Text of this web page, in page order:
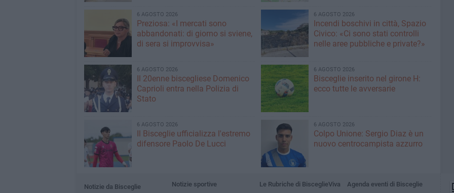
6 AGOSTO 2026
Preziosa: «I mercati sono
abbandonati: di giorno si sviene,
di sera si improvvisa»
6 AGOSTO 2026
Incendi boschivi in città, Spazio
Civico: «Ci sono stati controlli
nelle aree pubbliche e private?»
6 AGOSTO 2026
Il 20enne biscegliese Domenico
Caprioli entra nella Polizia di
Stato
6 AGOSTO 2026
Bisceglie inserito nel girone H:
ecco tutte le avversarie
6 AGOSTO 2026
Il Bisceglie ufficializza l'estremo
difensore Paolo De Lucci
6 AGOSTO 2026
Colpo Unione: Sergio Diaz è un
nuovo centrocampista azzurro
Notizie da Bisceglie
Notizie sportive
Le Rubriche di BisceglieViva
Agenda eventi di Bisceglie